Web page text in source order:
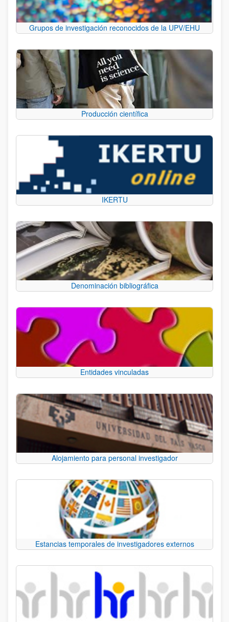
Grupos de investigación reconocidos de la UPV/EHU
Producción científica
IKERTU
Denominación bibliográfica
Entidades vinculadas
Alojamiento para personal investigador
Estancias temporales de investigadores externos